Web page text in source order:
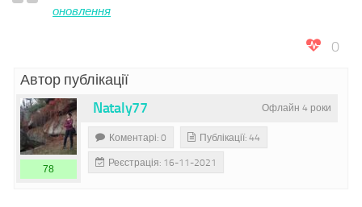
оновлення
0
Автор публікації
Офлайн 4 роки
Nataly77
78
Коментарі: 0 Публікації: 44
Реєстрація: 16-11-2021